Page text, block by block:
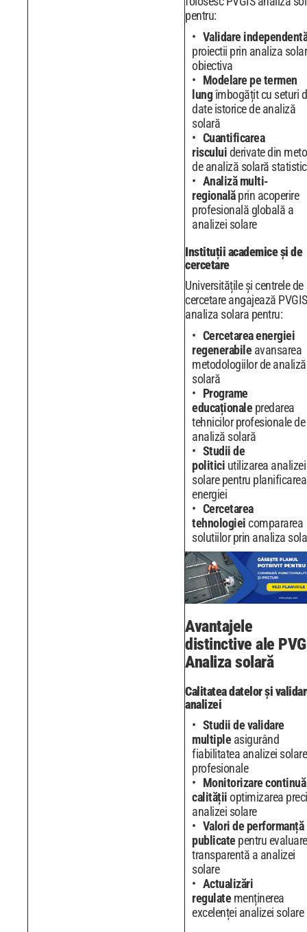
pentru:
Validare independentă
proiectii prin analiza
obiectiva
Modelare pe termen
lungîmbogățit cu seturi
date istorice de analiză
solară
Cuantificarea
risculuiderivate din
de analiză solară
Analiză multi-
regionalăprin acoperire
profesională globală a
analizei solare
Instituții academice și de
cercetare
Universitățile și centrele de
cercetare angajează PVGIS
analiza solara pentru:
Cercetarea energiei
regenerabile avansarea
metodologiilor de analiză
solară
Programe
educaționale predarea
tehnicilor profesionale de
analiză solară
Studii de
politici utilizarea analizei
solare pentru planificarea
energiei
Cercetarea
tehnologieicompararea
solutiilor prin analiza
Avantajele
distinctive ale
Analiza solară
Calitatea datelor și
analizei
Studii de validare
multiple asigurând
fiabilitatea analizei solare
profesionale
Monitorizare continuă
calitățiioptimizarea
analizei solare
Valori de performanță
publicate pentru
transparentă a analizei
solare
Actualizări
regulate menținerea
excelenței analizei solare